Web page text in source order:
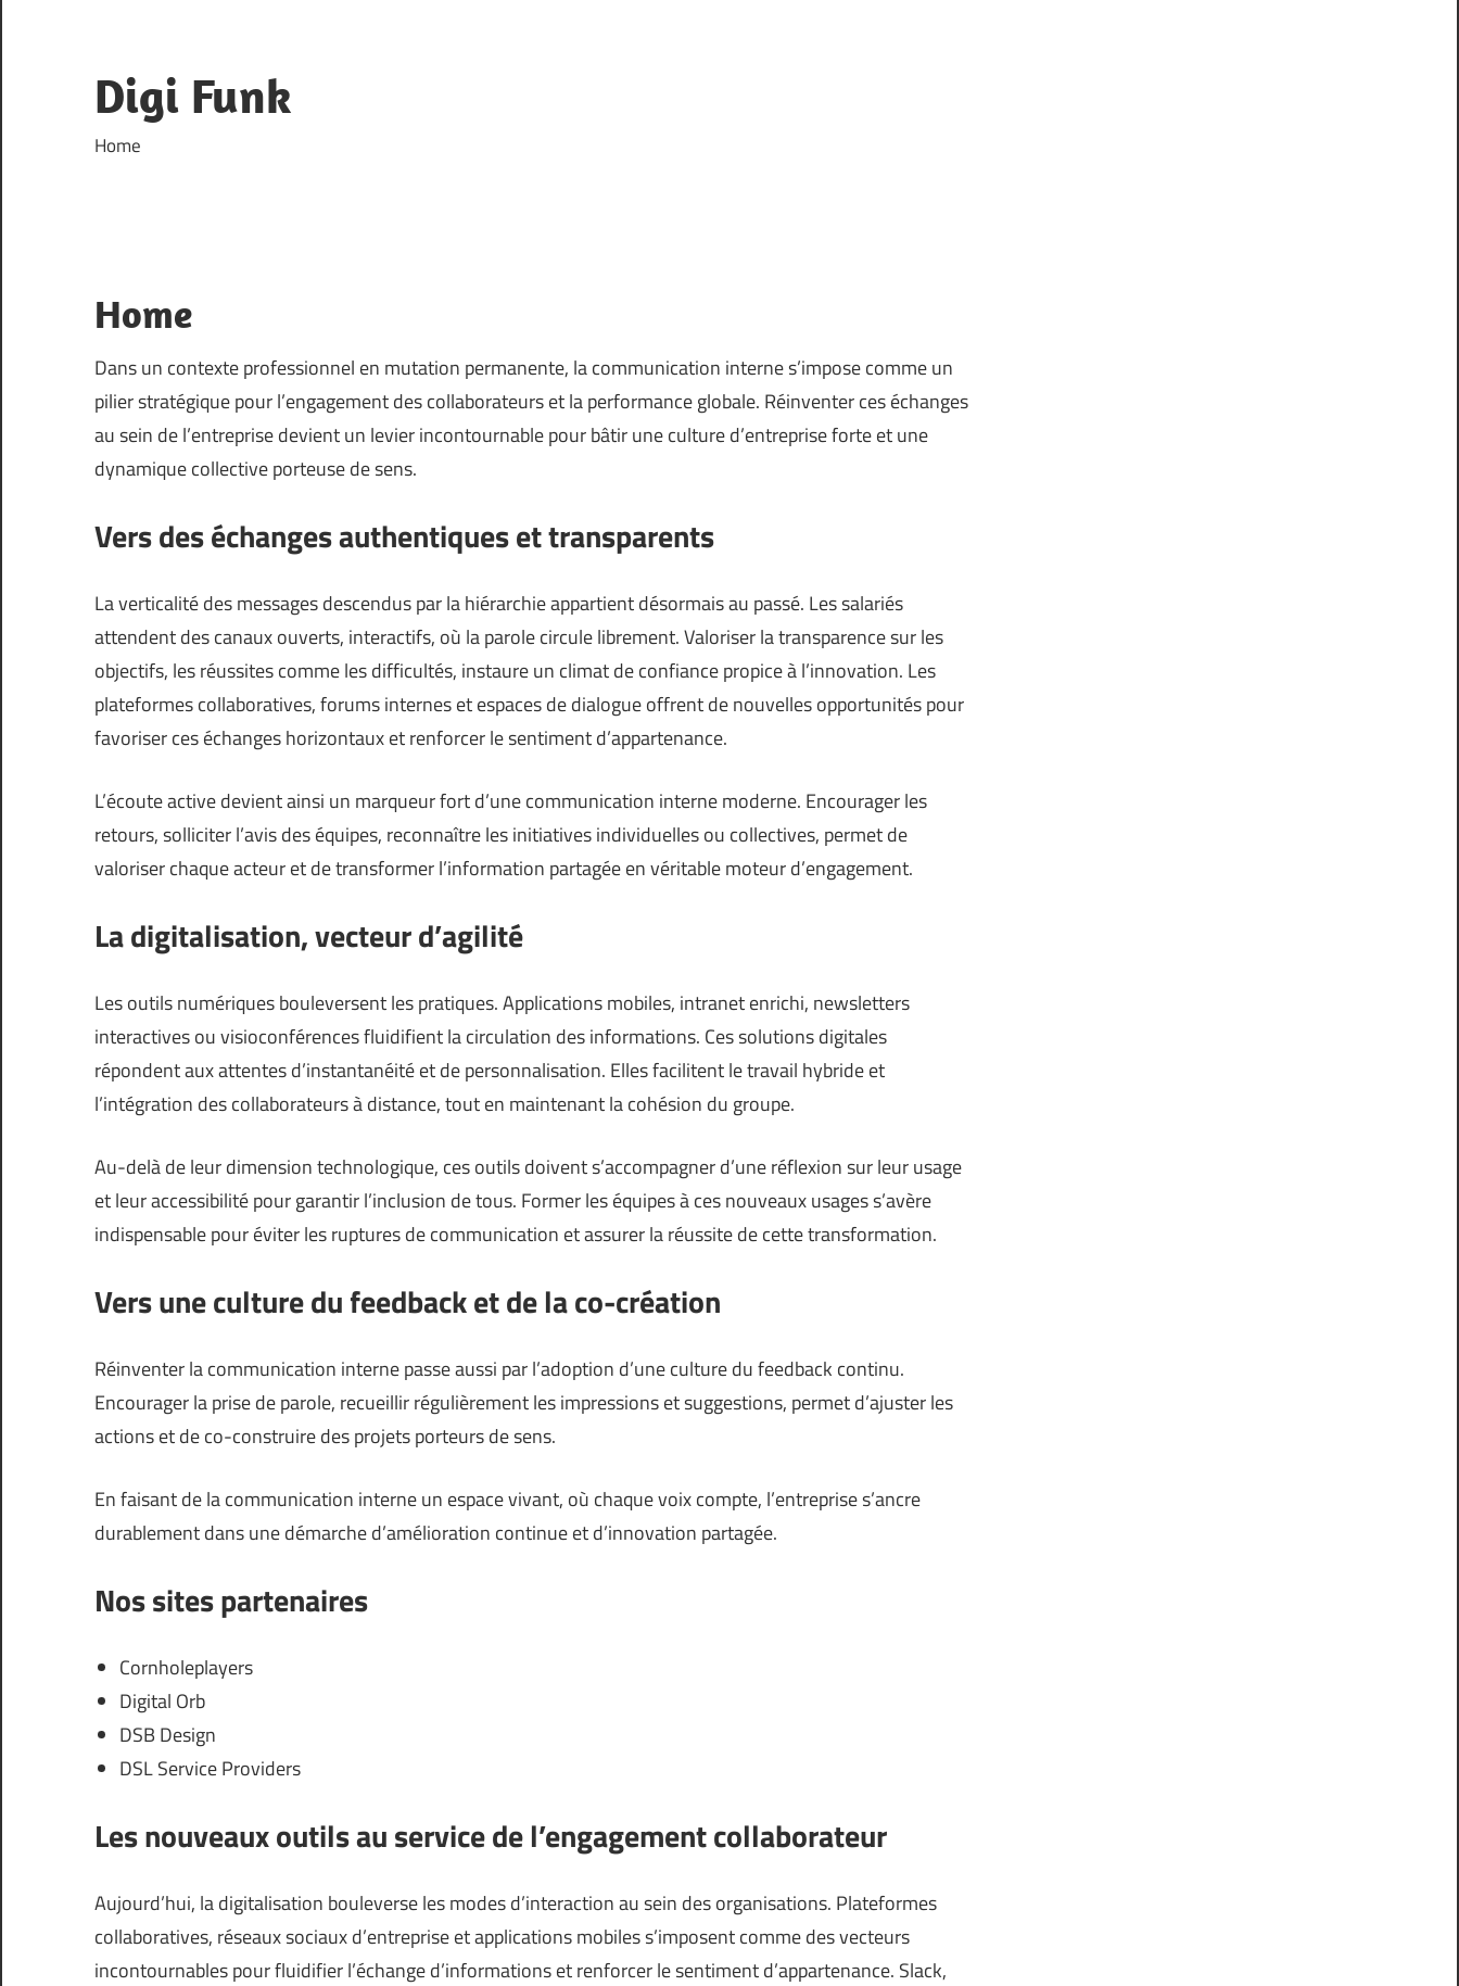
content
Digi Funk
Home
Home
Dans un contexte professionnel en mutation permanente, la communication interne s’impose comme un
pilier stratégique pour l’engagement des collaborateurs et la performance globale. Réinventer ces échanges
au sein de l’entreprise devient un levier incontournable pour bâtir une culture d’entreprise forte et une
dynamique collective porteuse de sens.
Vers des échanges authentiques et transparents
La verticalité des messages descendus par la hiérarchie appartient désormais au passé. Les salariés
attendent des canaux ouverts, interactifs, où la parole circule librement. Valoriser la transparence sur les
objectifs, les réussites comme les difficultés, instaure un climat de confiance propice à l’innovation. Les
plateformes collaboratives, forums internes et espaces de dialogue offrent de nouvelles opportunités pour
favoriser ces échanges horizontaux et renforcer le sentiment d’appartenance.
L’écoute active devient ainsi un marqueur fort d’une communication interne moderne. Encourager les
retours, solliciter l’avis des équipes, reconnaître les initiatives individuelles ou collectives, permet de
valoriser chaque acteur et de transformer l’information partagée en véritable moteur d’engagement.
La digitalisation, vecteur d’agilité
Les outils numériques bouleversent les pratiques. Applications mobiles, intranet enrichi, newsletters
interactives ou visioconférences fluidifient la circulation des informations. Ces solutions digitales
répondent aux attentes d’instantanéité et de personnalisation. Elles facilitent le travail hybride et
l’intégration des collaborateurs à distance, tout en maintenant la cohésion du groupe.
Au-delà de leur dimension technologique, ces outils doivent s’accompagner d’une réflexion sur leur usage
et leur accessibilité pour garantir l’inclusion de tous. Former les équipes à ces nouveaux usages s’avère
indispensable pour éviter les ruptures de communication et assurer la réussite de cette transformation.
Vers une culture du feedback et de la co-création
Réinventer la communication interne passe aussi par l’adoption d’une culture du feedback continu.
Encourager la prise de parole, recueillir régulièrement les impressions et suggestions, permet d’ajuster les
actions et de co-construire des projets porteurs de sens.
En faisant de la communication interne un espace vivant, où chaque voix compte, l’entreprise s’ancre
durablement dans une démarche d’amélioration continue et d’innovation partagée.
Nos sites partenaires
Cornholeplayers
Digital Orb
DSB Design
DSL Service Providers
Les nouveaux outils au service de l’engagement collaborateur
Aujourd’hui, la digitalisation bouleverse les modes d’interaction au sein des organisations. Plateformes
collaboratives, réseaux sociaux d’entreprise et applications mobiles s’imposent comme des vecteurs
incontournables pour fluidifier l’échange d’informations et renforcer le sentiment d’appartenance. Slack,